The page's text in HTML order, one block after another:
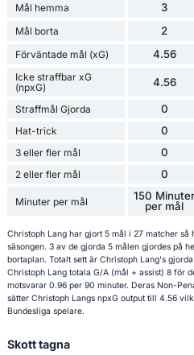
Mål hemma 3
Mål borta 2
Förväntade mål (xG) 4.56
Icke straffbar xG
(npxG)
4.56
Straffmål Gjorda 0
Hat-trick 0
3 eller fler mål 0
2 eller fler mål 0
Minuter per mål
150 Minuter
per mål
Christoph Lang har gjort 5 mål i 27 matcher
säsongen. 3 av de gjorda 5 målen gjordes på
bortaplan. Totalt sett är Christoph Lang's
Christoph Lang totala G/A (mål + assist) 8 för
motsvarar 0.96 per 90 minuter. Deras Non-
sätter Christoph Langs npxG output till 4.56
Bundesliga spelare.
Skott tagna